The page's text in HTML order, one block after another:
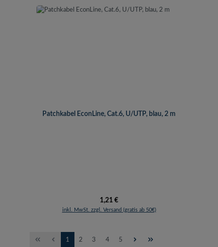
Patchkabel EconLine, Cat.6, U/UTP, blau, 2 m
Regulärer Preis:
1,21 €
inkl. MwSt. zzgl. Versand (gratis ab 50€)
Seite
1 Seite
2 Seite
3 Seite
4 Seite
5